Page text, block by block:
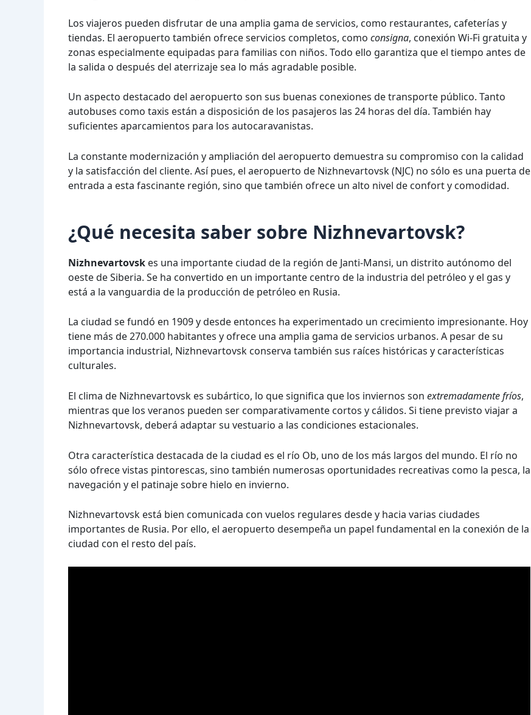
Los viajeros pueden disfrutar de una amplia gama de servicios, como restaurantes, cafeterías y
tiendas. El aeropuerto también ofrece servicios completos, como consigna, conexión Wi-Fi gratuita y
zonas especialmente equipadas para familias con niños. Todo ello garantiza que el tiempo antes de
la salida o después del aterrizaje sea lo más agradable posible.
Un aspecto destacado del aeropuerto son sus buenas conexiones de transporte público. Tanto
autobuses como taxis están a disposición de los pasajeros las 24 horas del día. También hay
suficientes aparcamientos para los autocaravanistas.
La constante modernización y ampliación del aeropuerto demuestra su compromiso con la calidad
y la satisfacción del cliente. Así pues, el aeropuerto de Nizhnevartovsk (NJC) no sólo es una puerta de
entrada a esta fascinante región, sino que también ofrece un alto nivel de confort y comodidad.
¿Qué necesita saber sobre Nizhnevartovsk?
Nizhnevartovsk es una importante ciudad de la región de Janti-Mansi, un distrito autónomo del
oeste de Siberia. Se ha convertido en un importante centro de la industria del petróleo y el gas y
está a la vanguardia de la producción de petróleo en Rusia.
La ciudad se fundó en 1909 y desde entonces ha experimentado un crecimiento impresionante. Hoy
tiene más de 270.000 habitantes y ofrece una amplia gama de servicios urbanos. A pesar de su
importancia industrial, Nizhnevartovsk conserva también sus raíces históricas y características
culturales.
El clima de Nizhnevartovsk es subártico, lo que significa que los inviernos son extremadamente fríos,
mientras que los veranos pueden ser comparativamente cortos y cálidos. Si tiene previsto viajar a
Nizhnevartovsk, deberá adaptar su vestuario a las condiciones estacionales.
Otra característica destacada de la ciudad es el río Ob, uno de los más largos del mundo. El río no
sólo ofrece vistas pintorescas, sino también numerosas oportunidades recreativas como la pesca, la
navegación y el patinaje sobre hielo en invierno.
Nizhnevartovsk está bien comunicada con vuelos regulares desde y hacia varias ciudades
importantes de Rusia. Por ello, el aeropuerto desempeña un papel fundamental en la conexión de la
ciudad con el resto del país.